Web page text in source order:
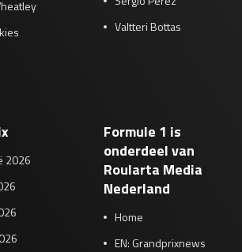
Valtteri Bottas
2026
Formule 1 is
onderdeel van
Roularta Media
Nederland
Home
EN: Grandprixnews